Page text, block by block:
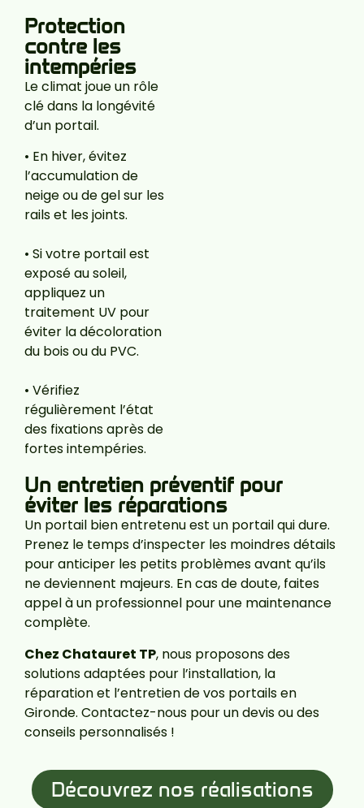
Protection
contre les
intempéries
Le climat joue un rôle
clé dans la longévité
d’un portail.
• En hiver, évitez
l’accumulation de
neige ou de gel sur les
rails et les joints.
• Si votre portail est
exposé au soleil,
appliquez un
traitement UV pour
éviter la décoloration
du bois ou du PVC.
• Vérifiez
régulièrement l’état
des fixations après de
fortes intempéries.
Un entretien préventif pour
éviter les réparations
Un portail bien entretenu est un portail qui dure.
Prenez le temps d’inspecter les moindres détails
pour anticiper les petits problèmes avant qu’ils
ne deviennent majeurs. En cas de doute, faites
appel à un professionnel pour une maintenance
complète.
Chez Chatauret TP, nous proposons des
solutions adaptées pour l’installation, la
réparation et l’entretien de vos portails en
Gironde. Contactez-nous pour un devis ou des
conseils personnalisés !
Découvrez nos réalisations